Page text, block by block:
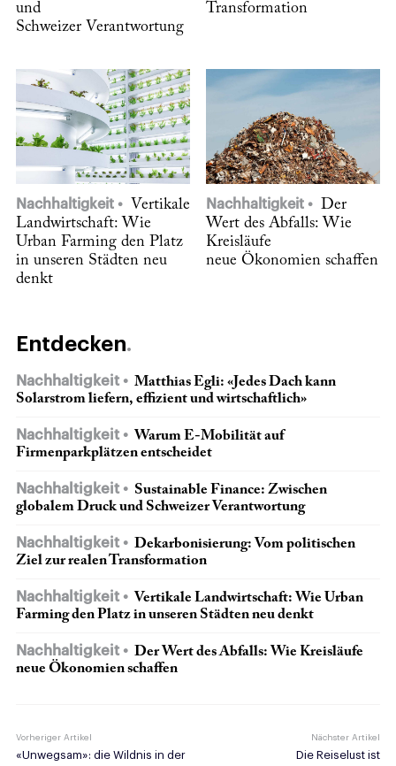
und
Schweizer Verantwortung
Transformation
Nachhaltigkeit
Vertikale
Landwirtschaft: Wie
Urban Farming den Platz
in unseren Städten neu
denkt
Nachhaltigkeit
Der
Wert des Abfalls: Wie
Kreisläufe
neue Ökonomien schaffen
Entdecken
Nachhaltigkeit
Matthias Egli: «Jedes Dach kann
Solarstrom liefern, effizient und wirtschaftlich»
Nachhaltigkeit
Warum E-Mobilität auf
Firmenparkplätzen entscheidet
Nachhaltigkeit
Sustainable Finance: Zwischen
globalem Druck und Schweizer Verantwortung
Nachhaltigkeit
Dekarbonisierung: Vom politischen
Ziel zur realen Transformation
Nachhaltigkeit
Vertikale Landwirtschaft: Wie Urban
Farming den Platz in unseren Städten neu denkt
Nachhaltigkeit
Der Wert des Abfalls: Wie Kreisläufe
neue Ökonomien schaffen
Vorheriger Artikel
«Unwegsam»: die Wildnis in der
Nächster Artikel
Die Reiselust ist